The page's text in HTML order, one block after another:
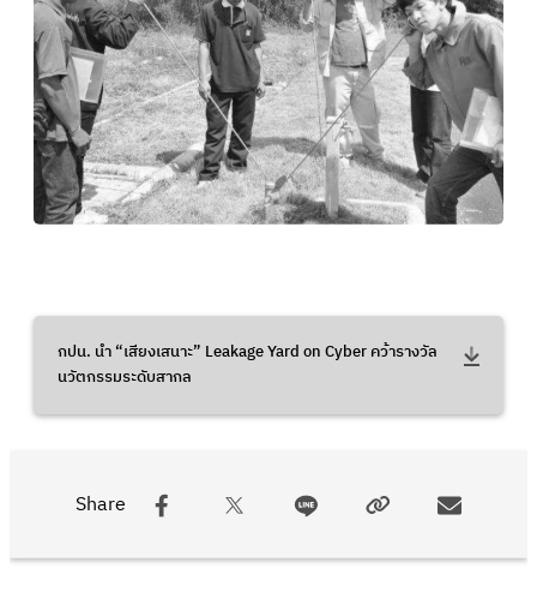
Share
กปน. นำ “เสียงเสนาะ” Leakage Yard on Cyber คว้ารางวัล
นวัตกรรมระดับสากล